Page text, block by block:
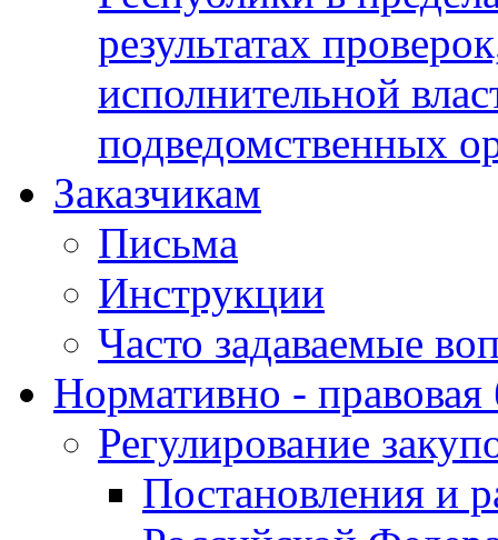
результатах
исполнительной
подведомственных
Заказчикам
Письма
Инструкции
Часто задаваемые
Нормативно - правовая
Регулирование
Постановления и